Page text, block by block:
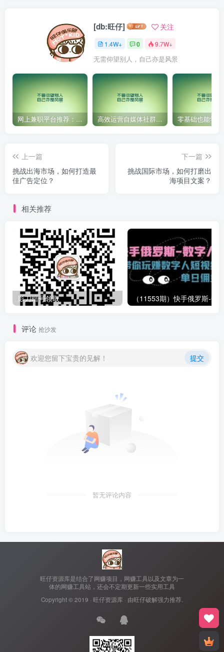
[db:旺仔] 关注
1.4W+ 0 9.7W+
无需仰望别人，自己亦是风景
网上兼职平台推荐：国外网赚任务！ 高效运营自媒体社群，让内容更有价值！
上一篇
挑战出海市场，如何打造最
佳广告定位？
下一篇
挑战国际市场，如何打磨出
海项目文案？
相关推荐
影刀暗号领取
评论 抢沙发
欢迎您留下宝贵的见解！ 提交
暂无评论内容
旺仔资源库是结合了网赚项目，网赚工具以及文章为一
体的网赚工具站，还会不定期更新一些实用工具
Copyright © 2019 · 旺仔资源库 · 由旺仔破解强力推荐.